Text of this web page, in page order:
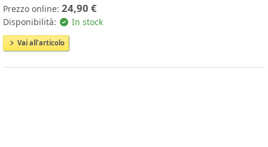
Prezzo online: 24,90 €
Disponibilità: In stock
Vai all'articolo